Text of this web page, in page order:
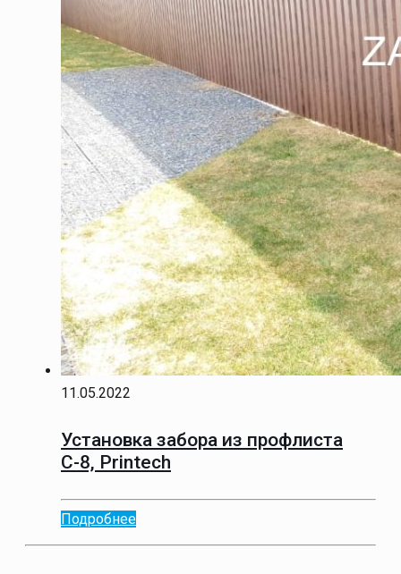
11.05.2022
Установка забора из профлиста
С-8, Printech
Подробнее